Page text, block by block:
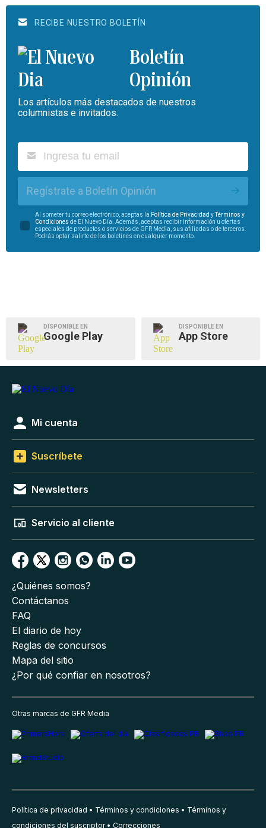
RECIBE NUESTRO BOLETÍN
Boletín
Opinión
Los artículos más destacados de nuestros
columnistas e invitados.
Regístrate a Boletín Opinión
Al someter tu correo electrónico, aceptas la Política de Privacidad yTérminos y
Condiciones de El Nuevo Día. Además, aceptas recibir información u ofertas
especiales de productos o servicios de GFR Media, sus afiliadas o de terceros.
Podrás optar salirte de los boletines en cualquier momento.
DISPONIBLE EN
Google Play
DISPONIBLE EN
App Store
Mi cuenta
Suscríbete
Newsletters
Servicio al cliente
¿Quiénes somos?
Contáctanos
FAQ
El diario de hoy
Reglas de concursos
Mapa del sitio
¿Por qué confiar en nosotros?
Otras marcas de GFR Media
Política de privacidad Términos y condiciones
Términos y
condiciones del suscriptor
Correcciones